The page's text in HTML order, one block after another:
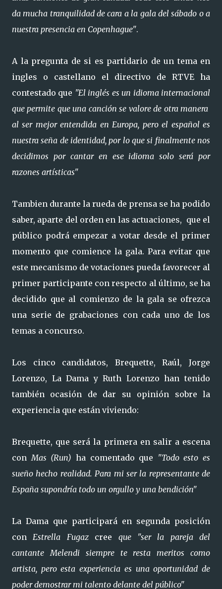
da mucha tranquilidad de cara a la gala del sábado o a
nuestra presencia en Copenhague".
A la pregunta de si es partidario de un tema en
ingles o castellano el directivo de RTVE ha
contestado que "El inglés es un idioma internacional
que permite que una canción se valore de otra manera
al ser mejor entendida en Europa, pero el español es
nuestra seña de identidad, por lo que si finalmente nos
decidimos por cantar en ese idioma solo será por
razones artísticas"
Tambien durante la rueda de prensa se ha podido
saber, aparte del orden en las actuaciones, que el
público podrá empezar a votar desde el primer
momento que comience la gala. Para evitar que
este mecanismo de votaciones pueda favorecer al
primer participante con respecto al último, se ha
decidido que al comienzo de la gala se ofrezca
una serie de grabaciones con cada uno de los
temas a concurso.
Los cinco candidatos, Brequette, Raúl, Jorge
Lorenzo, La Dama y Ruth Lorenzo han tenido
también ocasión de dar su opinión sobre la
experiencia que están viviendo:
Brequette, que será la primera en salir a escena
conMas (Run) ha comentado que "Todo esto es
sueño hecho realidad. Para mi ser la representante de
España supondría todo un orgullo y una bendición"
La Dama que participará en segunda posición
conEstrella Fugazcree que "ser la pareja del
cantante Melendi siempre te resta meritos como
artista, pero esta experiencia es una oportunidad de
poder demostrar mi talento delante del público"